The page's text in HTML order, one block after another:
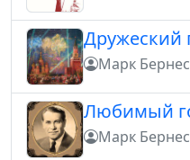
Дружеский
Марк Бернес
Любимый
Марк Бернес